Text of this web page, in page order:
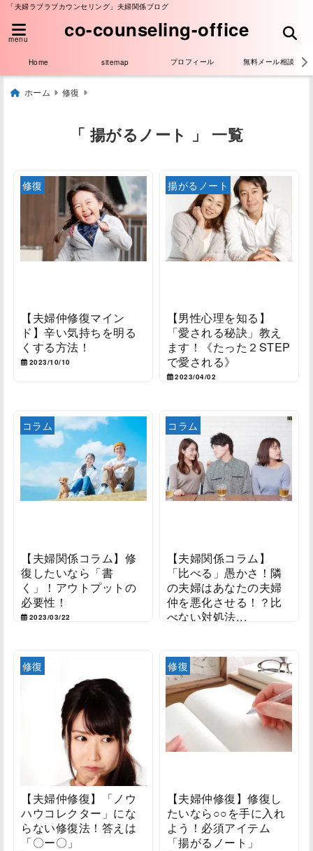
「夫婦ラブラブカウンセリング」夫婦関係ブログ
menu co-counseling-office
Home sitemap プロフィール 無料メール相談
ホーム 修復
「 揚がるノート 」 一覧
修復
【夫婦仲修復マイン
ド】辛い気持ちを明る
くする方法！
2023/10/10
揚がるノート
【男性心理を知る】
「愛される秘訣」教え
ます！《たった２STEP
で愛される》
2023/04/02
コラム
【夫婦関係コラム】修
復したいなら「書
く」！アウトプットの
必要性！
2023/03/22
コラム
【夫婦関係コラム】
「比べる」愚かさ！隣
の夫婦はあなたの夫婦
仲を悪化させる！？比
べない対処法...
修復
【夫婦仲修復】「ノウ
ハウコレクター」にな
らない修復法！答えは
「〇ー〇」
修復
【夫婦仲修復】修復し
たいなら○○を手に入れ
よう！必須アイテム
「揚がるノート」